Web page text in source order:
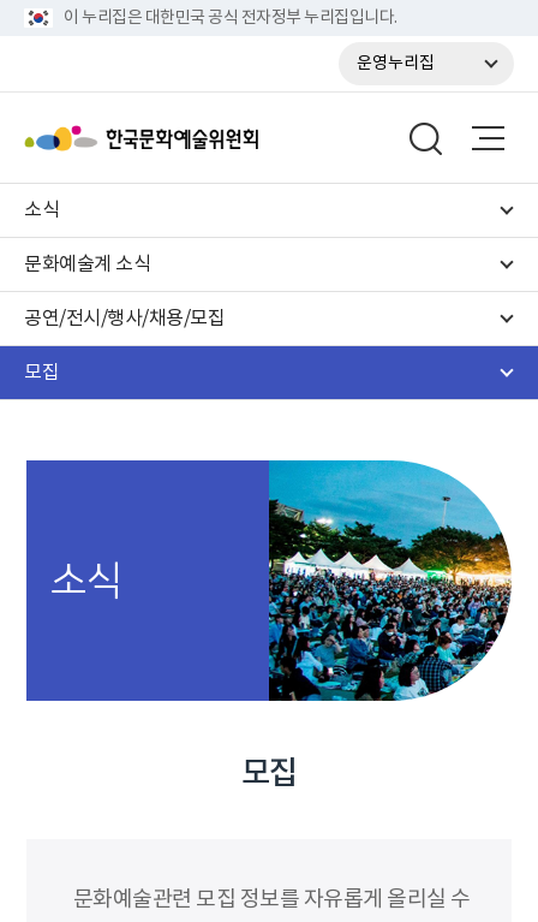
이 누리집은 대한민국 공식 전자정부 누리집입니다.
운영누리집
소식
문화예술계 소식
공연/전시/행사/채용/모집
모집
소식
모집
문화예술관련 모집 정보를 자유롭게 올리실 수